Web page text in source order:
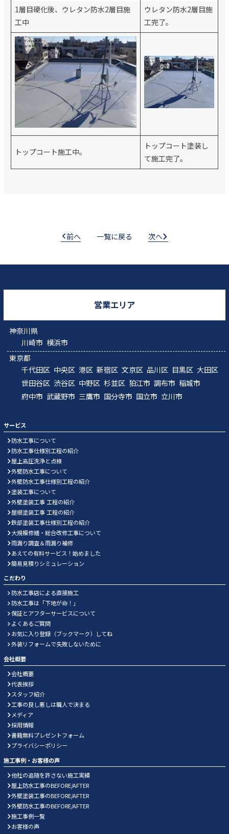
1層目硬化後、ウレタン防水2層目施
工中
ウレタン防水2層目施
工完了。
トップコート施工中。
トップコート塗装し
て施工完了。
前へ 一覧に戻る 次へ
営業エリア
神奈川県
川崎市 横浜市
東京都
千代田区 中央区 港区 新宿区 文京区 品川区 目黒区 大田区
世田谷区 渋谷区 中野区 杉並区 狛江市 調布市 稲城市
府中市 武蔵野市 三鷹市 国分寺市 国立市 立川市
サービス
防水工事について
防水工事仕様別工程の紹介
屋上高圧洗浄と点検
外壁防水工事について
外壁防水工事仕様別工程の紹介
塗装工事について
外壁塗装工事 工程の紹介
屋根塗装工事 工程の紹介
鉄部塗装工事仕様別工程の紹介
大規模修繕・総合改修工事について
雨漏り調査＆雨漏り補修
あえての有料サービス！始めました
簡易見積りシミュレーション
こだわり
防水工事店による直接施工
防水工事は「下地が命！」
保証とアフターサービスについて
よくあるご質問
お気に入り登録（ブックマーク）してね
外装リフォームで失敗しないために
会社概要
会社概要
代表挨拶
スタッフ紹介
工事の良し悪しは職人で決まる
メディア
採用情報
書籍無料プレゼントフォーム
プライバシーポリシー
施工事例・お客様の声
他社の追随を許さない施工実績
屋上防水工事のBEFORE/AFTER
外壁塗装工事のBEFORE/AFTER
外壁防水工事のBEFORE/AFTER
施工事例一覧
お客様の声